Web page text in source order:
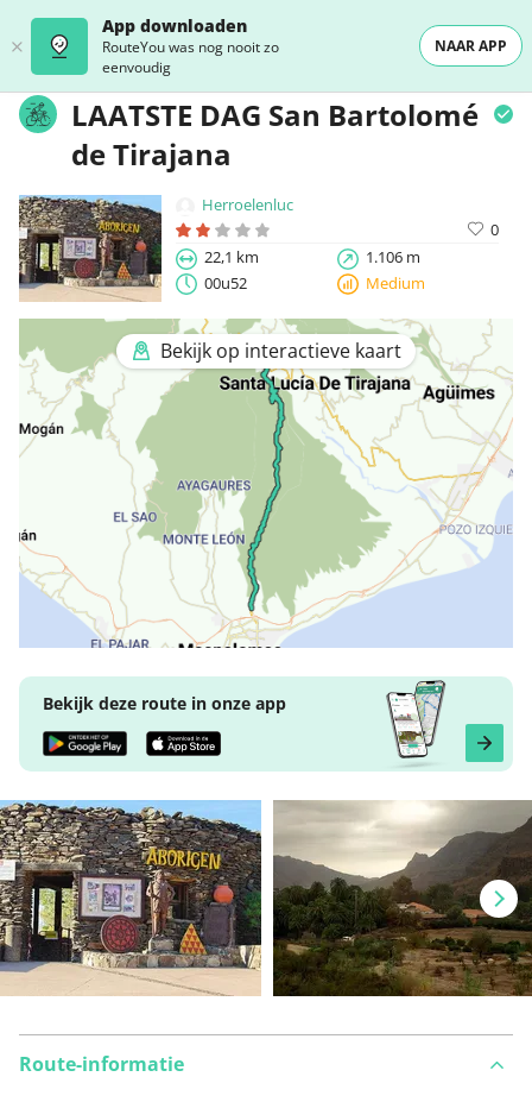
App downloaden
RouteYou was nog nooit zo
eenvoudig
NAAR APP
LAATSTE DAG San Bartolomé
de Tirajana
Herroelenluc
0
22,1 km
1.106 m
00u52
Medium
Bekijk op interactieve kaart
Bekijk deze route in onze app
Route-informatie